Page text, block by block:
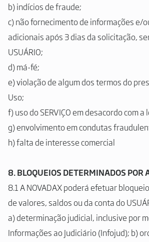
b) indícios de fraude;
c) não fornecimento de informações e/
adicionais após 3 dias da solicitação,
USUÁRIO;
d) má-fé;
e) violação de algum dos termos do
Uso;
f) uso do SERVIÇO em desacordo com a
g) envolvimento em condutas
h) falta de interesse comercial
8.BLOQUEIOS DETERMINADOS POR
8.1 A NOVADAX poderá efetuar
de valores, saldos ou da conta do
a) determinação judicial, inclusive por
Informações ao Judiciário (Infojud); b)